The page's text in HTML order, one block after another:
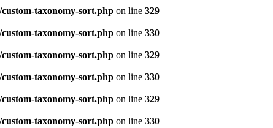
taxonomy-sort.php on line 329
taxonomy-sort.php on line 330
taxonomy-sort.php on line 329
taxonomy-sort.php on line 330
taxonomy-sort.php on line 329
taxonomy-sort.php on line 330